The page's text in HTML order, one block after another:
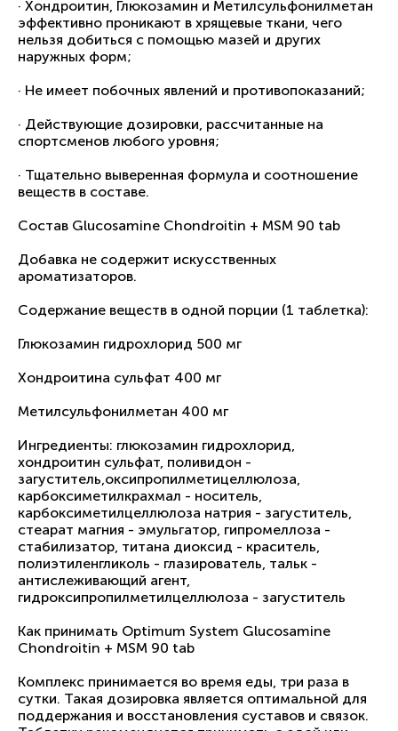
· Хондроитин, Глюкозамин и Метилсульфонилметан
эффективно проникают в хрящевые ткани, чего
нельзя добиться с помощью мазей и других
наружных форм;
· Не имеет побочных явлений и противопоказаний;
· Действующие дозировки, рассчитанные на
спортсменов любого уровня;
· Тщательно выверенная формула и соотношение
веществ в составе.
Состав Glucosamine Chondroitin + MSM 90 tab
Добавка не содержит искусственных
ароматизаторов.
Содержание веществ в одной порции (1 таблетка):
Глюкозамин гидрохлорид 500 мг
Хондроитина сульфат 400 мг
Метилсульфонилметан 400 мг
Ингредиенты: глюкозамин гидрохлорид,
хондроитин сульфат, поливидон -
загуститель,оксипропилметицеллюлоза,
карбоксиметилкрахмал - носитель,
карбоксиметилцеллюлоза натрия - загуститель,
стеарат магния - эмульгатор, гипромеллоза -
стабилизатор, титана диоксид - краситель,
полиэтиленгликоль - глазирователь, тальк -
антислеживающий агент,
гидроксипропилметилцеллюлоза - загуститель
Как принимать Optimum System Glucosamine
Chondroitin + MSM 90 tab
Комплекс принимается во время еды, три раза в
сутки. Такая дозировка является оптимальной для
поддержания и восстановления суставов и связок.